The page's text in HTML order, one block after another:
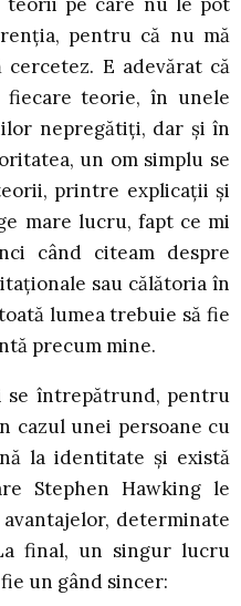
pentru că nu mă
E adevărat că
fiecare teorie, în unele
nepregătiți, dar și în
un om simplu se
printre explicații și
mare lucru, fapt ce mi
când citeam despre
sau călătoria în
lumea trebuie să fie
precum mine.
se întrepătrund, pentru
cazul unei persoane cu
la identitate și există
Stephen Hawking le
determinate
final, un singur lucru
un gând sincer: